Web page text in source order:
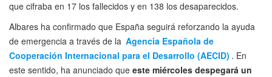
que cifraba en 17 los fallecidos y en 138 los desaparecidos.
Albares ha confirmado que España seguirá reforzando la ayuda
de emergencia a través de la Agencia Española de
Cooperación Internacional para el Desarrollo (AECID) . En
este sentido, ha anunciado que este miércoles despegará un